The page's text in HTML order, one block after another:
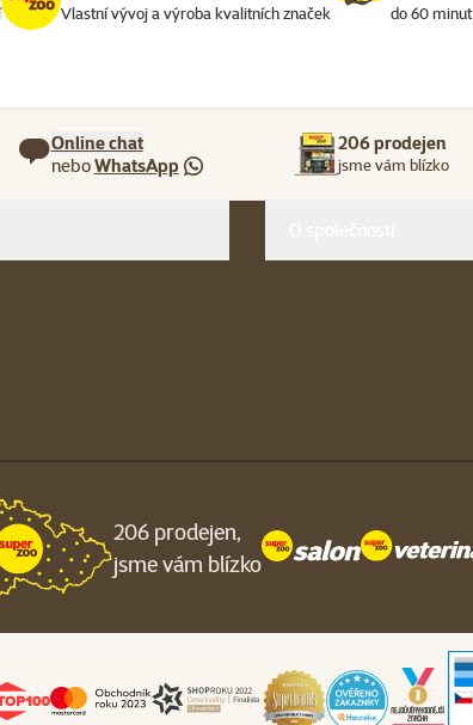
Vlastní vývoj a výroba kvalitních značek do 60
Online chat
neboWhatsApp
206 prodejen
jsme vám blízko
206 prodejen,
jsme vám blízko